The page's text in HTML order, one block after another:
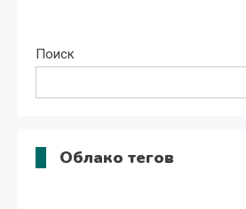
Поиск
Облако тегов